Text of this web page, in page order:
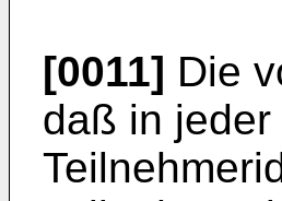
[0011] Die
daß in